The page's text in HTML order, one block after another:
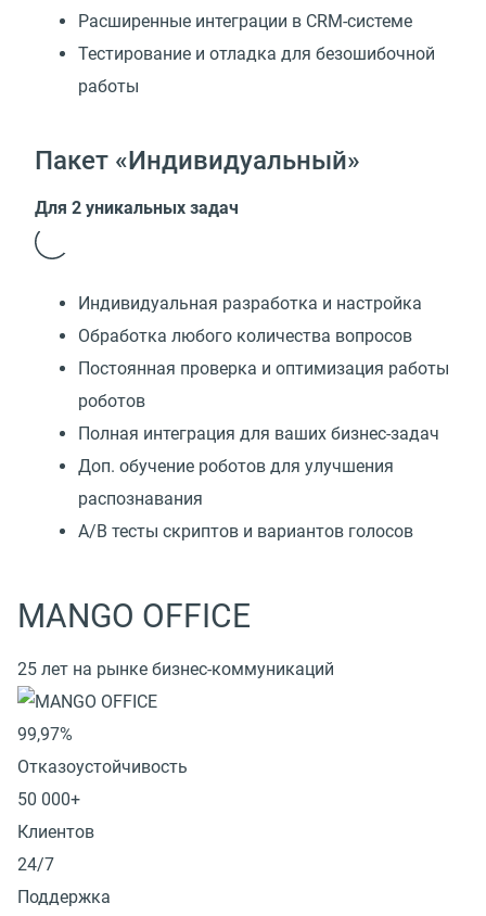
Расширенные интеграции в CRM-системе
Тестирование и отладка для безошибочной
работы
Пакет «Индивидуальный»
Для 2 уникальных задач
Индивидуальная разработка и настройка
Обработка любого количества вопросов
Постоянная проверка и оптимизация работы
роботов
Полная интеграция для ваших бизнес-задач
Доп. обучение роботов для улучшения
распознавания
А/В тесты скриптов и вариантов голосов
MANGO OFFICE
25 лет на рынке бизнес-коммуникаций
99,97%
Отказоустойчивость
50 000+
Клиентов
24/7
Поддержка